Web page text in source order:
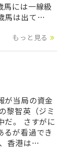
馬には一線級
馬は出て…
もっと見る
が当局の資金
黎智英（ジミ
だ。 さすがに
るが看過でき
香港は…